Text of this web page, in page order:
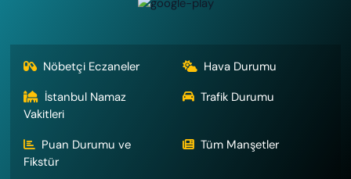
Nöbetçi Eczaneler
Hava Durumu
İstanbul Namaz
Vakitleri
Trafik Durumu
Puan Durumu ve
Fikstür
Tüm Manşetler